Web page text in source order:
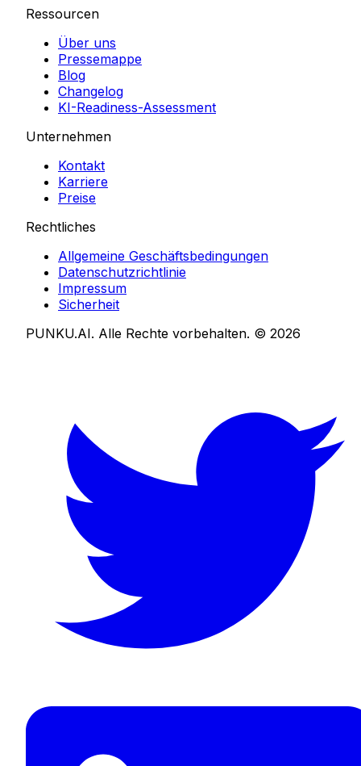
Ressourcen
Über uns
Pressemappe
Blog
Changelog
KI-Readiness-Assessment
Unternehmen
Kontakt
Karriere
Preise
Rechtliches
Allgemeine Geschäftsbedingungen
Datenschutzrichtlinie
Impressum
Sicherheit
PUNKU.AI. Alle Rechte vorbehalten. © 2026